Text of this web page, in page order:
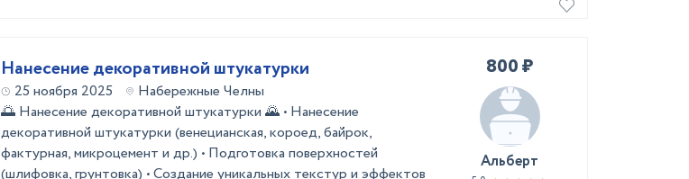
Нанесение декоративной штукатурки
25 ноября 2025
Набережные Челны
🌅 Нанесение декоративной штукатурки 🌄 • Нанесение
декоративной штукатурки (венецианская, короед, байрок,
фактурная, микроцемент и др.) • Подготовка поверхностей
(шлифовка, грунтовка) • Создание уникальных текстур и эффектов
800 ₽
Альберт